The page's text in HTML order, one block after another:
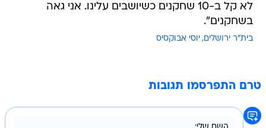
לא קל ב-10 שחקנים כשיושבים עלינו. אני גאה
בשחקנים".
בית"ר ירושלים יוסי אבוקסיס
טרם התפרסמו תגובות